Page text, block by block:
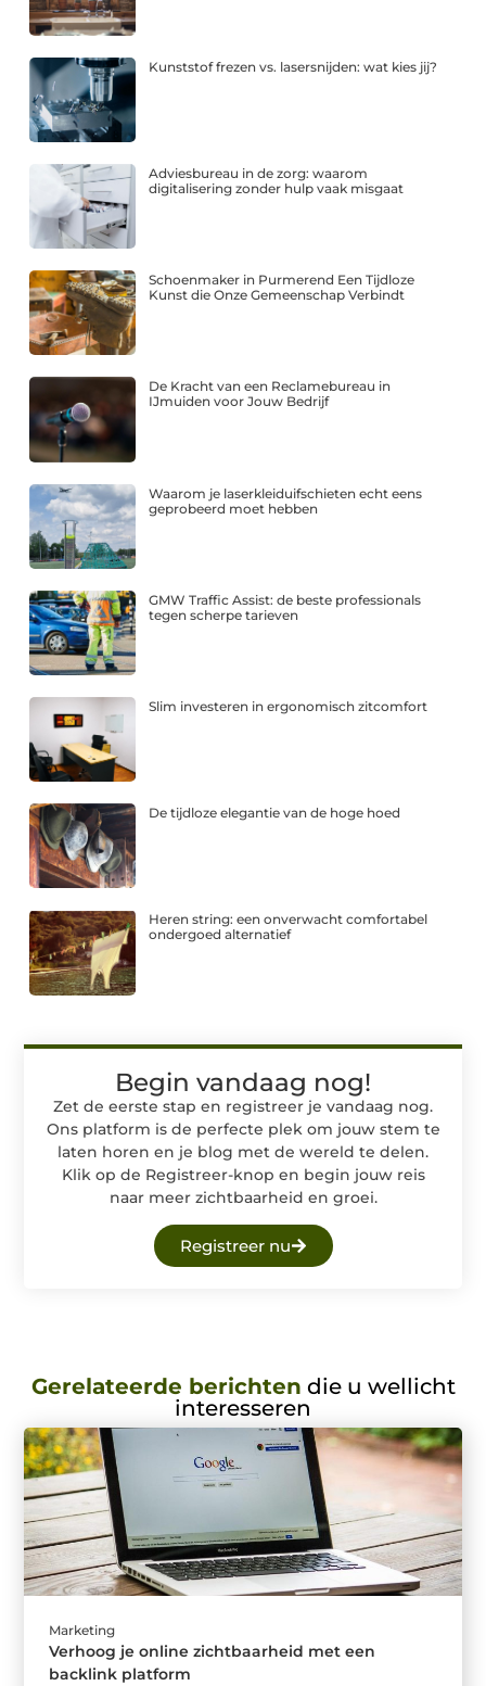
Kunststof frezen vs. lasersnijden: wat kies jij?
Adviesbureau in de zorg: waarom
digitalisering zonder hulp vaak misgaat
Schoenmaker in Purmerend Een Tijdloze
Kunst die Onze Gemeenschap Verbindt
De Kracht van een Reclamebureau in
IJmuiden voor Jouw Bedrijf
Waarom je laserkleiduifschieten echt eens
geprobeerd moet hebben
GMW Traffic Assist: de beste professionals
tegen scherpe tarieven
Slim investeren in ergonomisch zitcomfort
De tijdloze elegantie van de hoge hoed
Heren string: een onverwacht comfortabel
ondergoed alternatief
Begin vandaag nog!
Zet de eerste stap en registreer je vandaag nog.
Ons platform is de perfecte plek om jouw stem te
laten horen en je blog met de wereld te delen.
Klik op de Registreer-knop en begin jouw reis
naar meer zichtbaarheid en groei.
Registreer nu
Gerelateerde berichten die u wellicht
interesseren
Marketing
Verhoog je online zichtbaarheid met een
backlink platform